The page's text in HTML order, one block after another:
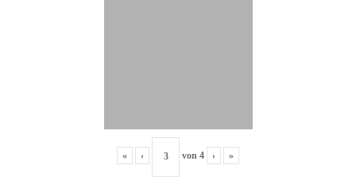
« ‹ von 4 › »